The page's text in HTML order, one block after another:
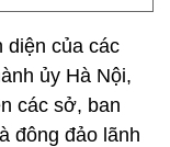
diện của các
ủy Hà Nội,
các sở, ban
đông đảo lãnh